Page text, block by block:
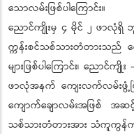
သောလမ်းဖြစ်ပါကြောင်း။
ညောင်ကျိုးမှ ၄ မိုင် ၂ ဖာလုံ
က္ကန်းစင်သစ်သားတံတားသည် က
များဖြစ်ပါကြောင်း၊ ညော
ဖာလုံအနက် ကျေးလက်လမ်းဖွံ့ဖြို
ကျောက်ချောလမ်းအဖြစ် အဆ
သစ်သားတံတားအား သံကူကွန်က